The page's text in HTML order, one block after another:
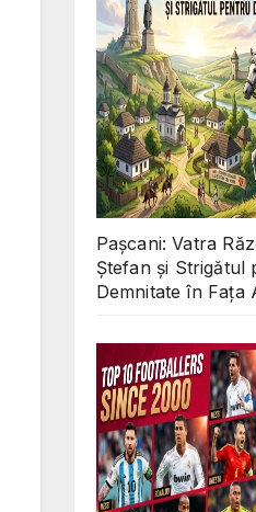
Pașcani: Vatra
Ștefan și Strigătul
Demnitate în Fața